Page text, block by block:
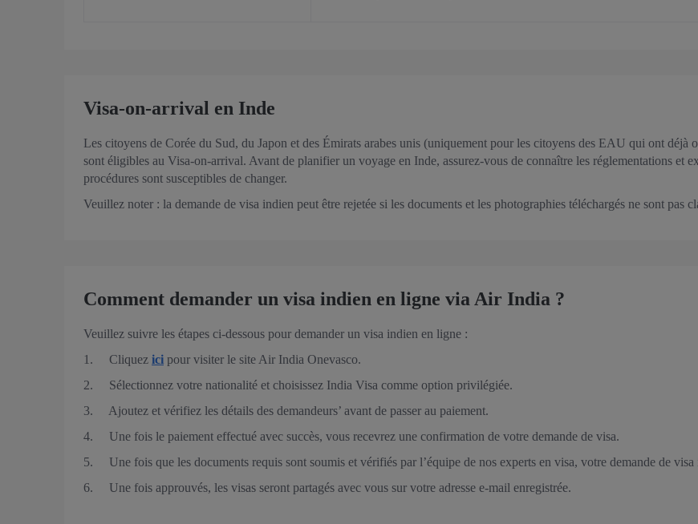
Visa-on-arrival en Inde
Les citoyens de Corée du Sud, du Japon et des Émirats arabes unis (uniquement pour les citoyens des EAU qui ont
sont éligibles au Visa-on-arrival. Avant de planifier un voyage en Inde, assurez-vous de connaître les réglementations et
procédures sont susceptibles de changer.
Veuillez noter : la demande de visa indien peut être rejetée si les documents et les photographies téléchargés ne sont pas
Comment demander un visa indien en ligne via Air India ?
Veuillez suivre les étapes ci-dessous pour demander un visa indien en ligne :
1. Cliquez ici pour visiter le site Air India Onevasco.
2. Sélectionnez votre nationalité et choisissez India Visa comme option privilégiée.
3. Ajoutez et vérifiez les détails des demandeurs’ avant de passer au paiement.
4. Une fois le paiement effectué avec succès, vous recevrez une confirmation de votre demande de visa.
5. Une fois que les documents requis sont soumis et vérifiés par l’équipe de nos experts en visa, votre demande de
6. Une fois approuvés, les visas seront partagés avec vous sur votre adresse e-mail enregistrée.